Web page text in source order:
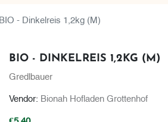
BIO - Dinkelreis 1,2kg (M)
BIO - DINKELREIS 1,2KG (M)
Gredlbauer
Vendor: Bionah Hofladen Grottenhof
€5.40